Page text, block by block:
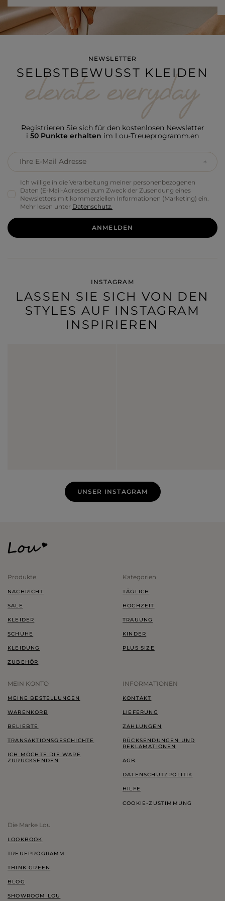
NEWSLETTER
SELBSTBEWUSST KLEIDEN
Registrieren Sie sich für den kostenlosen Newsletter
i 50 Punkte erhalten im Lou-Treueprogramm.en
Ihre E-Mail Adresse
Ich willige in die Verarbeitung meiner personenbezogenen
Daten (E-Mail-Adresse) zum Zweck der Zusendung eines
Newsletters mit kommerziellen Informationen (Marketing) ein.
Mehr lesen unter Datenschutz.
ANMELDEN
INSTAGRAM
LASSEN SIE SICH VON DEN
STYLES AUF INSTAGRAM
INSPIRIEREN
UNSER INSTAGRAM
Produkte
NACHRICHT
SALE
KLEIDER
SCHUHE
KLEIDUNG
ZUBEHÖR
Kategorien
TÄGLICH
HOCHZEIT
TRAUUNG
KINDER
PLUS SIZE
MEIN KONTO
MEINE BESTELLUNGEN
WARENKORB
BELIEBTE
TRANSAKTIONSGESCHICHTE
ICH MÖCHTE DIE WARE
ZURÜCKSENDEN
INFORMATIONEN
KONTAKT
LIEFERUNG
ZAHLUNGEN
RÜCKSENDUNGEN UND
REKLAMATIONEN
AGB
DATENSCHUTZPOLITIK
HILFE
COOKIE-ZUSTIMMUNG
Die Marke Lou
LOOKBOOK
TREUEPROGRAMM
THINK GREEN
BLOG
SHOWROOM LOU